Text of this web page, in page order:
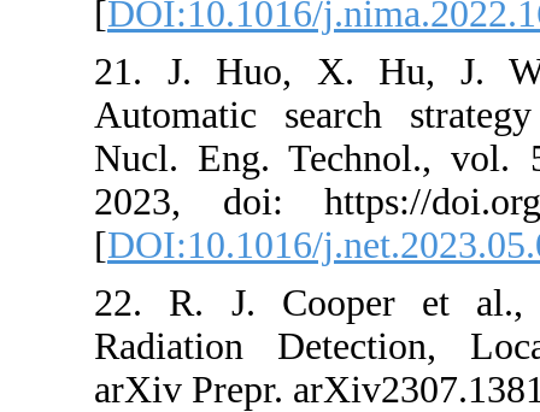
[DOI:10.1016/
21. J. Huo,
Automatic
Nucl. Eng.
2023, doi:
[DOI:10.1016/
22. R. J.
Radiation
arXiv Prepr.